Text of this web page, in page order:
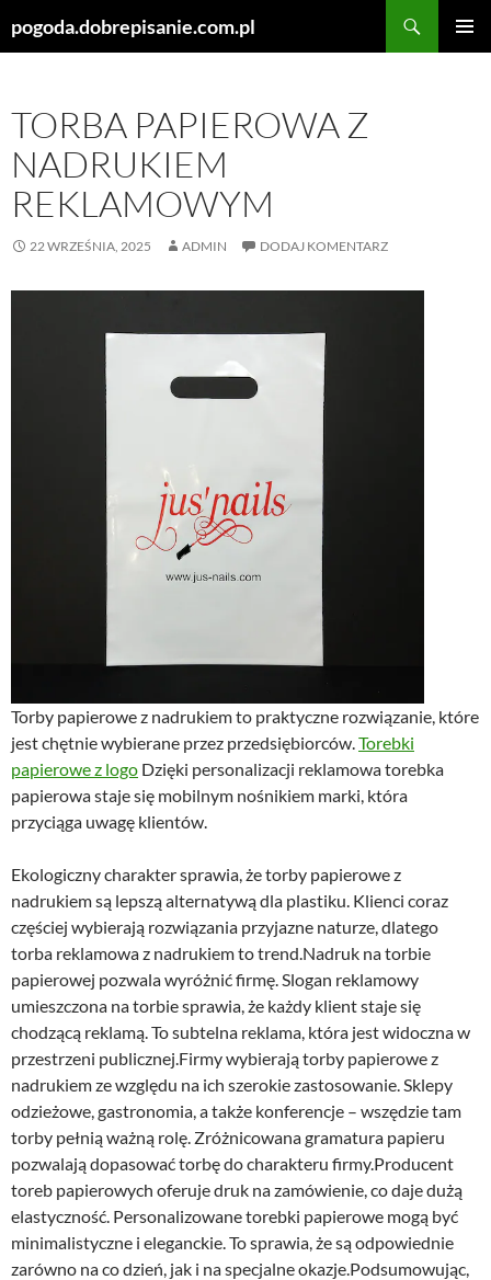
pogoda.dobrepisanie.com.pl
TORBA PAPIEROWA Z
NADRUKIEM
REKLAMOWYM
22 WRZEŚNIA, 2025 ADMIN DODAJ KOMENTARZ
Torby papierowe z nadrukiem to praktyczne rozwiązanie, które
jest chętnie wybierane przez przedsiębiorców.Torebki
papierowe z logo Dzięki personalizacji reklamowa torebka
papierowa staje się mobilnym nośnikiem marki, która
przyciąga uwagę klientów.
Ekologiczny charakter sprawia, że torby papierowe z
nadrukiem są lepszą alternatywą dla plastiku. Klienci coraz
częściej wybierają rozwiązania przyjazne naturze, dlatego
torba reklamowa z nadrukiem to trend.Nadruk na torbie
papierowej pozwala wyróżnić firmę. Slogan reklamowy
umieszczona na torbie sprawia, że każdy klient staje się
chodzącą reklamą. To subtelna reklama, która jest widoczna w
przestrzeni publicznej.Firmy wybierają torby papierowe z
nadrukiem ze względu na ich szerokie zastosowanie. Sklepy
odzieżowe, gastronomia, a także konferencje – wszędzie tam
torby pełnią ważną rolę. Zróżnicowana gramatura papieru
pozwalają dopasować torbę do charakteru firmy.Producent
toreb papierowych oferuje druk na zamówienie, co daje dużą
elastyczność. Personalizowane torebki papierowe mogą być
minimalistyczne i eleganckie. To sprawia, że są odpowiednie
zarówno na co dzień, jak i na specjalne okazje.Podsumowując,